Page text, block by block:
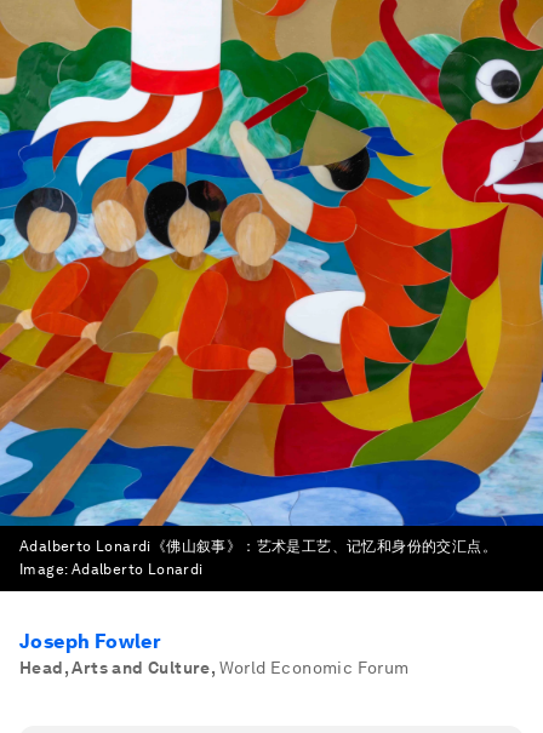
Adalberto Lonardi《佛山叙事》：艺术是工艺、记忆和身份的交汇点。
Image: Adalberto Lonardi
Joseph Fowler
Head, Arts and Culture, World Economic Forum